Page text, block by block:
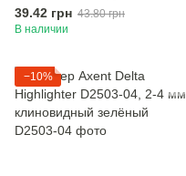
чёрный
39.42 грн 43.80 грн
В наличии
−10%